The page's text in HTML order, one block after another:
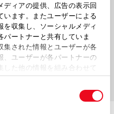
ディアの提供、広告の表示回
います。またユーザーによる
収集し、ソーシャルメディ
パートナーと共有していま
集された情報とユーザーが各
、ユーザーが各パートナーの
した他の情報を組み合わせて
ェブサイトの使用を続行する